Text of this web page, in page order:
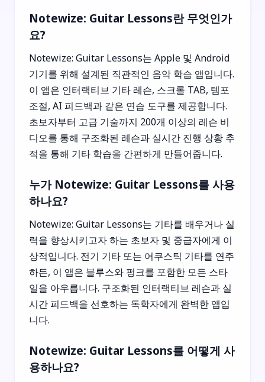
Notewize: Guitar Lessons란 무엇인가
요?
Notewize: Guitar Lessons는 Apple 및 Android
기기를 위해 설계된 직관적인 음악 학습 앱입니다.
이 앱은 인터랙티브 기타 레슨, 스크롤 TAB, 템포
조절, AI 피드백과 같은 연습 도구를 제공합니다.
초보자부터 고급 기술까지 200개 이상의 레슨 비
디오를 통해 구조화된 레슨과 실시간 진행 상황 추
적을 통해 기타 학습을 간편하게 만들어줍니다.
누가 Notewize: Guitar Lessons를 사용
하나요?
Notewize: Guitar Lessons는 기타를 배우거나 실
력을 향상시키고자 하는 초보자 및 중급자에게 이
상적입니다. 전기 기타 또는 어쿠스틱 기타를 연주
하든, 이 앱은 블루스와 펑크를 포함한 모든 스타
일을 아우릅니다. 구조화된 인터랙티브 레슨과 실
시간 피드백을 선호하는 독학자에게 완벽한 앱입
니다.
Notewize: Guitar Lessons를 어떻게 사
용하나요?